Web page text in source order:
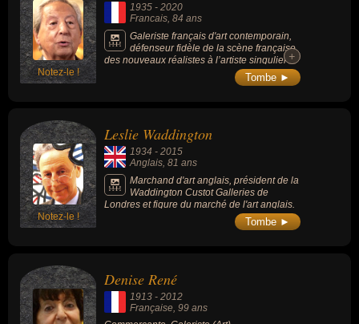
Notez-le !
1935 - 2020
Francais , 84 ans
Galeriste français d'art contemporain,
défenseur fidèle de la scène française,
des nouveaux réalistes à l’artiste singulier +
+
Tombe ►
Notez-le !
Leslie Waddington
1934 - 2015
Anglais, 81 ans
Marchand d'art anglais, président de la
Waddington Custot Galleries de
Londres et figure du marché de l'art anglais.
Tombe ►
Denise René
1913 - 2012
Française , 99 ans